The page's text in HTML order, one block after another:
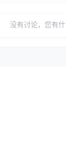
没有讨论，您有什